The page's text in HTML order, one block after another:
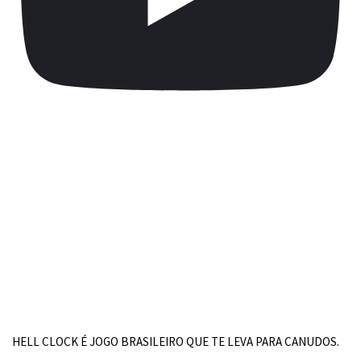
HELL CLOCK É JOGO BRASILEIRO QUE TE LEVA PARA CANUDOS.